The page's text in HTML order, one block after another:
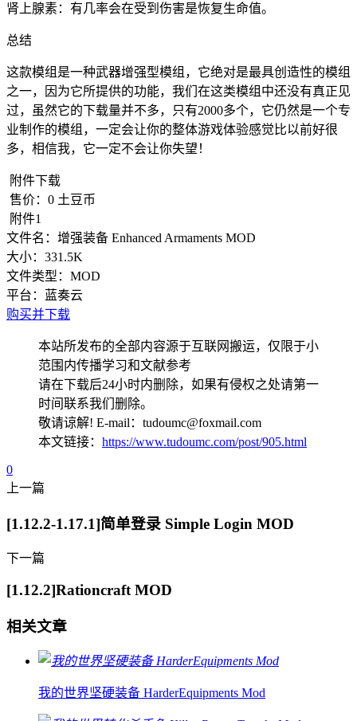
肾上腺素：有几率会在受到伤害是恢复生命值。
总结
这款模组是一种武器增强型模组，它绝对是最具创造性的模组
之一，因为它所提供的功能，我们在这类模组中还没有真正见
过，虽然它的下载量并不多，只有2000多个，它仍然是一个专
业制作的模组，一定会让你的整体游戏体验感觉比以前好很
多，相信我，它一定不会让你失望！
附件下载
售价： 0 土豆币
附件1
文件名： 增强装备 Enhanced Armaments MOD
大小： 331.5K
文件类型： MOD
平台：
蓝奏云
购买并下载
本站所发布的全部内容源于互联网搬运，仅限于小
范围内传播学习和文献参考
请在下载后24小时内删除，如果有侵权之处请第一
时间联系我们删除。
敬请谅解! E-mail：tudoumc@foxmail.com
本文链接： https://www.tudoumc.com/post/905.html
0
上一篇
[1.12.2-1.17.1]简单登录 Simple Login MOD
下一篇
[1.12.2]Rationcraft MOD
相关文章
我的世界坚硬装备 HarderEquipments Mod